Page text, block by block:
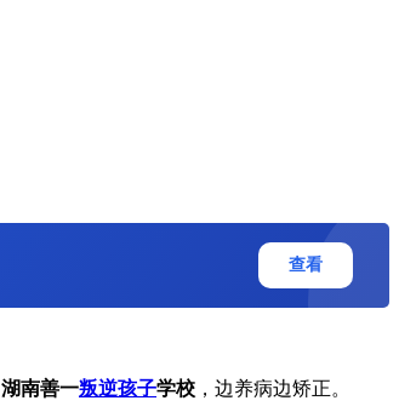
查看
湖南善一叛逆孩子学校 ，边养病边矫正。